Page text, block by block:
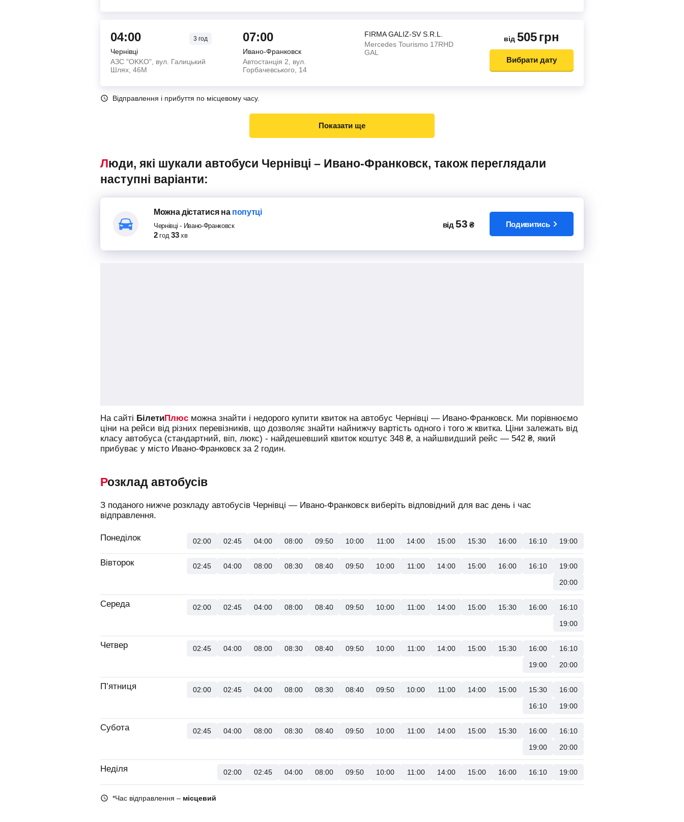
04:00 3 год
Чернівці
АЗС "OKKO", вул. Галицький
Шлях, 46М
07:00
Ивано-Франковск
Автостанція 2, вул.
Горбачевського, 14
FIRMA GALIZ-SV S.R.L.
Mercedes Tourismo 17RHD
GAL
від 505грн
Вибрати дату
Відправлення і прибуття по місцевому часу.
Показати ще
Люди, які шукали автобуси Чернівці – Ивано-Франковск, також переглядали
наступні варіанти:
Можна дістатисяна попутці
Чернівці - Ивано-Франковск
2 год 33 хв
від 53 ₴ Подивитись
На сайті БілетиПлюс можна знайти і недорого купити квиток на автобус Чернівці — Ивано-Франковск. Ми порівнюємо
ціни на рейси від різних перевізників, що дозволяє знайти найнижчу вартість одного і того ж квитка. Ціни залежать від
класу автобуса (стандартний, віп, люкс) - найдешевший квиток коштує 348 ₴, а найшвидший рейс — 542 ₴, який
прибуває у місто Ивано-Франковск за 2 годин.
Розклад автобусів
З поданого нижче розкладу автобусів Чернівці — Ивано-Франковск виберіть відповідний для вас день і час
відправлення.
Понеділок 02:00 02:45 04:00 08:00 09:50 10:00 11:00 14:00 15:00 15:30 16:00 16:10 19:00
Вівторок 02:45 04:00 08:00 08:30 08:40 09:50 10:00 11:00 14:00 15:00 16:00 16:10
19:00
20:00
Середа 02:00 02:45 04:00 08:00 08:40 09:50 10:00 11:00 14:00 15:00 15:30 16:00
16:10
19:00
Четвер 02:45 04:00 08:00 08:30 08:40 09:50 10:00 11:00 14:00 15:00 15:30 16:00
16:10
19:00
20:00
П’ятниця 02:00 02:45 04:00 08:00 08:30 08:40 09:50 10:00 11:00 14:00 15:00 15:30
16:00
16:10
19:00
Субота 02:45 04:00 08:00 08:30 08:40 09:50 10:00 11:00 14:00 15:00 15:30 16:00
16:10
19:00
20:00
Неділя 02:00 02:45 04:00 08:00 09:50 10:00 11:00 14:00 15:00 16:00 16:10 19:00
*Час відправлення – місцевий